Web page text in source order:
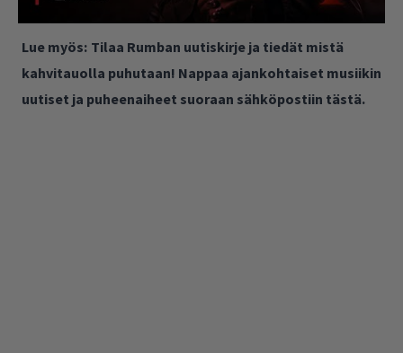
Lue myös: Tilaa Rumban uutiskirje ja tiedät mistä
kahvitauolla puhutaan! Nappaa ajankohtaiset musiikin
uutiset ja puheenaiheet suoraan sähköpostiin tästä.